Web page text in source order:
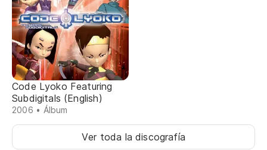
Code Lyoko Featuring
Subdigitals (English)
2006 • Álbum
Ver toda la discografía